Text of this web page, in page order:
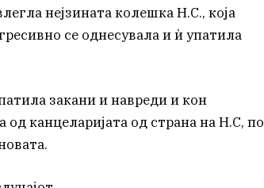
нејзината колешка Н.С., која
се однесувала и ѝ упатила
закани и навреди и кон
од канцеларијата од страна на Н.С, по